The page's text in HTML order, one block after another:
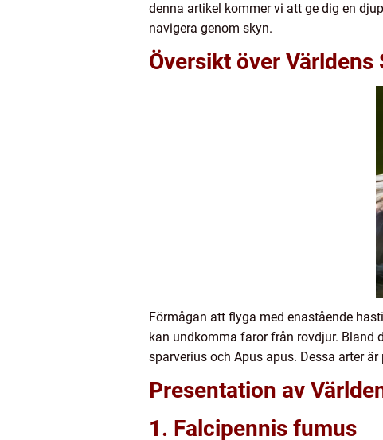
denna artikel kommer vi att ge dig en
navigera genom skyn.
Översikt över Världens
Förmågan att flyga med enastående
kan undkomma faror från rovdjur.
sparverius och Apus apus. Dessa arter
Presentation av
1. Falcipennis fumus